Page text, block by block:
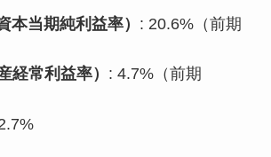
本当期純利益率） : 20.6%（前期
経常利益率） : 4.7%（前期